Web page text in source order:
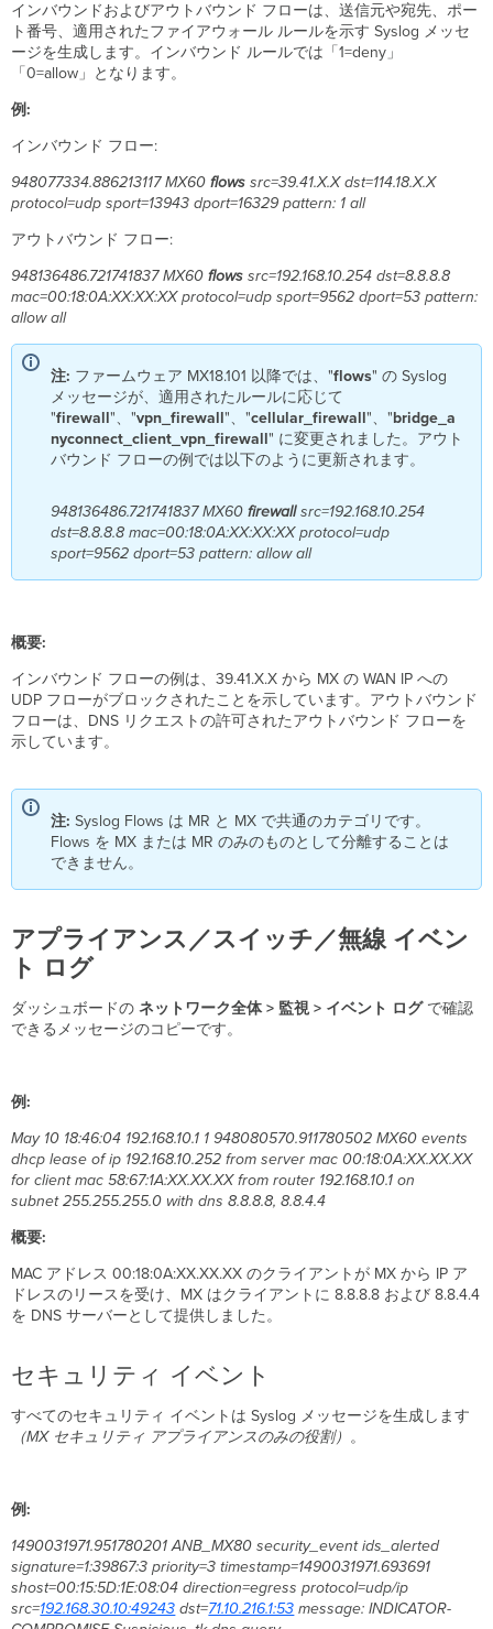
ベ
ン
ト
ロ
ン
ル
お
よ
び
詳
細
サ
ー
バ
ー
の
定
ダ
ッ
の
設
定
Syslog
関
る
追
加
考
事
項
ト
レ
当
て
ト
ラ
ク
フ
ロ
の
予
測
シ
-
LAN
経
由
で
インバウンドおよびアウトバウンド フローは、送信元や宛先、ポー
ト番号、適用されたファイアウォール ルールを示す Syslog メッセ
ージを生成します。インバウンド ルールでは「1=deny」
「0=allow」となります。
例:
インバウンド フロー:
948077334.886213117 MX60flows src=39.41.X.X dst=114.18.X.X
protocol=udp sport=13943 dport=16329 pattern: 1 all
アウトバウンド フロー:
948136486.721741837 MX60flows src=192.168.10.254 dst=8.8.8.8
mac=00:18:0A:XX:XX:XX protocol=udp sport=9562 dport=53 pattern:
allow all
注: ファームウェア MX18.101 以降では、"flows" の Syslog
メッセージが、適用されたルールに応じて
"firewall"、"vpn_firewall"、"cellular_firewall"、"bridge_a
nyconnect_client_vpn_firewall" に変更されました。アウト
バウンド フローの例では以下のように更新されます。
948136486.721741837 MX60firewallsrc=192.168.10.254
dst=8.8.8.8 mac=00:18:0A:XX:XX:XX protocol=udp
sport=9562 dport=53 pattern: allow all
概要:
インバウンド フローの例は、39.41.X.X から MX の WAN IP への
UDP フローがブロックされたことを示しています。アウトバウンド
フローは、DNS リクエストの許可されたアウトバウンド フローを
示しています。
注: Syslog Flows は MR と MX で共通のカテゴリです。
Flows を MX または MR のみのものとして分離することは
できません。
アプライアンス／スイッチ／無線 イベン
ト ログ
ダッシュボードのネットワーク全体 > 監視 > イベント ログで確認
できるメッセージのコピーです。
例:
May 10 18:46:04 192.168.10.1 1 948080570.911780502 MX60 events
dhcp lease of ip 192.168.10.252 from server mac 00:18:0A:XX.XX.XX
for client mac 58:67:1A:XX.XX.XX from router 192.168.10.1 on
subnet 255.255.255.0 with dns 8.8.8.8, 8.8.4.4
概要:
MAC アドレス 00:18:0A:XX.XX.XX のクライアントが MX から IP ア
ドレスのリースを受け、MX はクライアントに 8.8.8.8 および 8.8.4.4
を DNS サーバーとして提供しました。
セキュリティ イベント
すべてのセキュリティ イベントは Syslog メッセージを生成します
（MXセキュリティ アプライアンスのみの役割） 。
例:
1490031971.951780201 ANB_MX80 security_event ids_alerted
signature=1:39867:3 priority=3 timestamp=1490031971.693691
shost=00:15:5D:1E:08:04 direction=egress protocol=udp/ip
src=192.168.30.10:49243 dst=71.10.216.1:53 message: INDICATOR-